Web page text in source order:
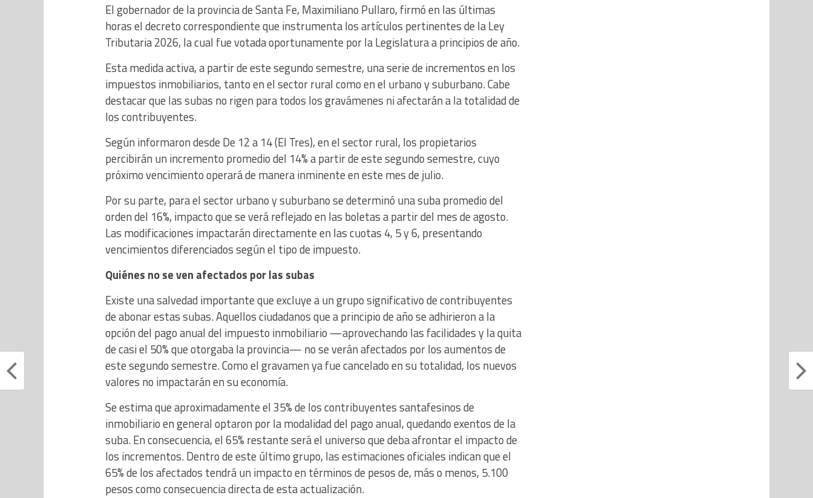
El gobernador de la provincia de Santa Fe, Maximiliano Pullaro, firmó en las últimas
horas el decreto correspondiente que instrumenta los artículos pertinentes de la Ley
Tributaria 2026, la cual fue votada oportunamente por la Legislatura a principios de año.
Esta medida activa, a partir de este segundo semestre, una serie de incrementos en los
impuestos inmobiliarios, tanto en el sector rural como en el urbano y suburbano. Cabe
destacar que las subas no rigen para todos los gravámenes ni afectarán a la totalidad de
los contribuyentes.
Según informaron desde De 12 a 14 (El Tres), en el sector rural, los propietarios
percibirán un incremento promedio del 14% a partir de este segundo semestre, cuyo
próximo vencimiento operará de manera inminente en este mes de julio.
Por su parte, para el sector urbano y suburbano se determinó una suba promedio del
orden del 16%, impacto que se verá reflejado en las boletas a partir del mes de agosto.
Las modificaciones impactarán directamente en las cuotas 4, 5 y 6, presentando
vencimientos diferenciados según el tipo de impuesto.
Quiénes no se ven afectados por las subas
Existe una salvedad importante que excluye a un grupo significativo de contribuyentes
de abonar estas subas. Aquellos ciudadanos que a principio de año se adhirieron a la
opción del pago anual del impuesto inmobiliario —aprovechando las facilidades y la quita
de casi el 50% que otorgaba la provincia— no se verán afectados por los aumentos de
este segundo semestre. Como el gravamen ya fue cancelado en su totalidad, los nuevos
valores no impactarán en su economía.
Se estima que aproximadamente el 35% de los contribuyentes santafesinos de
inmobiliario en general optaron por la modalidad del pago anual, quedando exentos de la
suba. En consecuencia, el 65% restante será el universo que deba afrontar el impacto de
los incrementos. Dentro de este último grupo, las estimaciones oficiales indican que el
65% de los afectados tendrá un impacto en términos de pesos de, más o menos, 5.100
pesos como consecuencia directa de esta actualización.